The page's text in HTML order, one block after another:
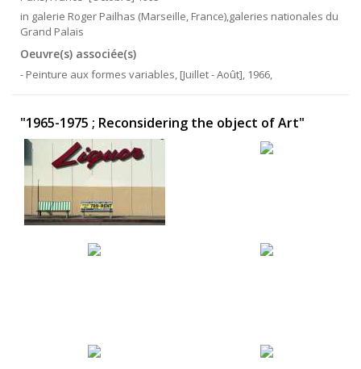
in galerie Roger Pailhas (Marseille, France),galeries nationales du
Grand Palais
Oeuvre(s) associée(s)
- Peinture aux formes variables, [Juillet - Août], 1966,
"1965-1975 ; Reconsidering the object of Art"